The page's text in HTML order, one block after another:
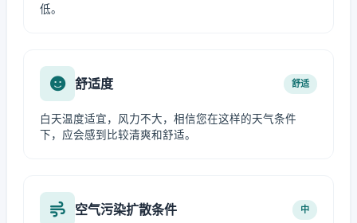
低。
舒适度 舒适
白天温度适宜，风力不大，相信您在这样的天气条件
下，应会感到比较清爽和舒适。
空气污染扩散条件 中